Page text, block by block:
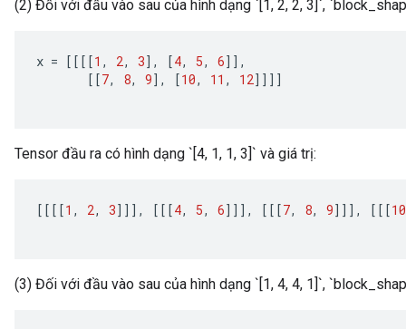
(2) Đối với đầu vào sau của hình dạng `[1, 2, 2, 3]`,
x = [[[[1 , 2, 3] , [4, 5, 6]] ,
[[7, 8, 9] , [10, 11 , 12]]]]
Tensor đầu ra có hình dạng `[4, 1, 1, 3]` và giá trị:
[[[[1 , 2, 3]]] , [[[4, 5, 6]]] , [[[7, 8, 9]]] , [[[10
(3) Đối với đầu vào sau của hình dạng `[1, 4, 4, 1]`,